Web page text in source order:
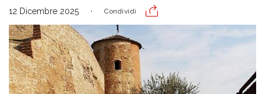
12 Dicembre 2025 Condividi